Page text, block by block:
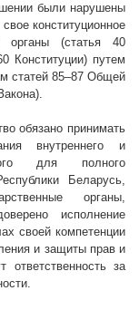
были нарушены
конституционное
органы (статья 40
Конституции) путем
статей 85–87 Общей
обязано принимать
внутреннего и
для полного
Беларусь,
органы,
исполнение
своей компетенции
и защиты прав и
за